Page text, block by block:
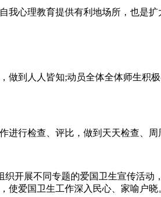
心理教育提供有利地场所，也是
做到人人皆知;动员全体全体师生
行检查、评比，做到天天检查、
织开展不同专题的爱国卫生宣传活
使爱国卫生工作深入民心、家喻户晓